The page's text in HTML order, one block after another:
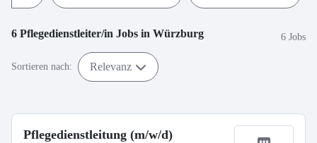
6 Pflegedienstleiter/in Jobs in Würzburg 6 Jobs
Sortieren nach: Relevanz
Pflegedienstleitung (m/w/d)